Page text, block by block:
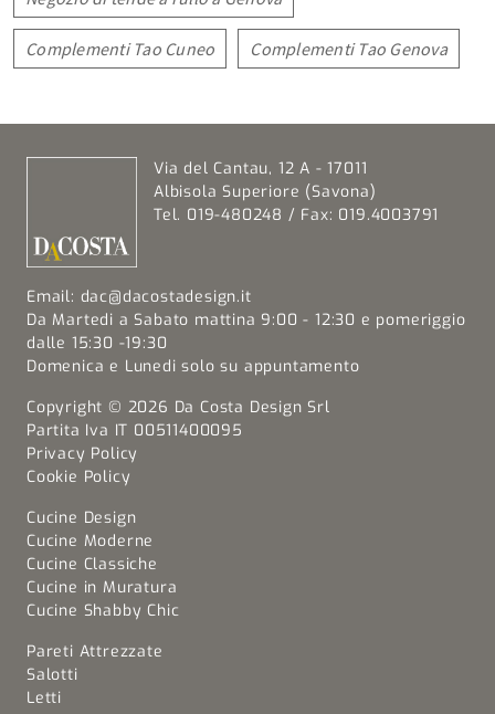
Complementi Tao Cuneo Complementi Tao Genova
Via del Cantau, 12 A - 17011
Albisola Superiore (Savona)
Tel. 019-480248 / Fax: 019.4003791
Email: dac@dacostadesign.it
Da Martedi a Sabato mattina 9:00 - 12:30 e pomeriggio
dalle 15:30 -19:30
Domenica e Lunedi solo su appuntamento
Copyright © 2026 Da Costa Design Srl
Partita Iva IT 00511400095
Privacy Policy
Cookie Policy
Cucine Design
Cucine Moderne
Cucine Classiche
Cucine in Muratura
Cucine Shabby Chic
Pareti Attrezzate
Salotti
Letti